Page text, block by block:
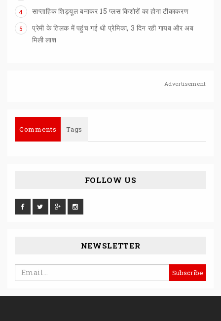
4 साप्ताहिकशिड्यूलबनाकर 15 प्लसकिशोरों काहोगाटीकाकरण
5
प्रेमी के तिलक में पहुंच गई थी प्रेमिका, 3 दिन रही गायब और अब
मिली लाश
Advertisement
Comments Tags
FOLLOW US
NEWSLETTER